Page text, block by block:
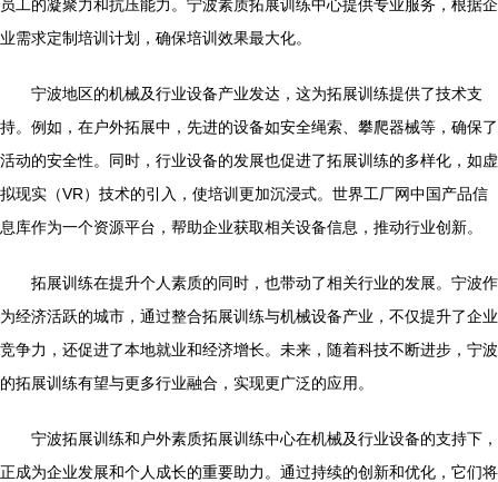
员工的凝聚力和抗压能力。宁波素质拓展训练中心提供专业服务，根据企
业需求定制培训计划，确保培训效果最大化。
宁波地区的机械及行业设备产业发达，这为拓展训练提供了技术支
持。例如，在户外拓展中，先进的设备如安全绳索、攀爬器械等，确保了
活动的安全性。同时，行业设备的发展也促进了拓展训练的多样化，如虚
拟现实（VR）技术的引入，使培训更加沉浸式。世界工厂网中国产品信
息库作为一个资源平台，帮助企业获取相关设备信息，推动行业创新。
拓展训练在提升个人素质的同时，也带动了相关行业的发展。宁波作
为经济活跃的城市，通过整合拓展训练与机械设备产业，不仅提升了企业
竞争力，还促进了本地就业和经济增长。未来，随着科技不断进步，宁波
的拓展训练有望与更多行业融合，实现更广泛的应用。
宁波拓展训练和户外素质拓展训练中心在机械及行业设备的支持下，
正成为企业发展和个人成长的重要助力。通过持续的创新和优化，它们将